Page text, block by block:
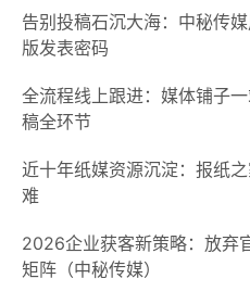
告别投稿石沉大海：中秘传
版发表密码
全流程线上跟进：媒体铺子
稿全环节
近十年纸媒资源沉淀：报纸
难
2026企业获客新策略：放弃
矩阵（中秘传媒）